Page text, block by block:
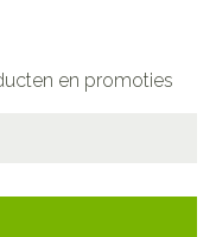
en promoties